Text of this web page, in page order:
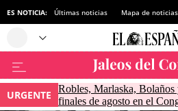
ES NOTICIA: Últimas noticias Mapa de noticias
URGENTE
Robles, Marlaska, Bolaños
finales de agosto en el